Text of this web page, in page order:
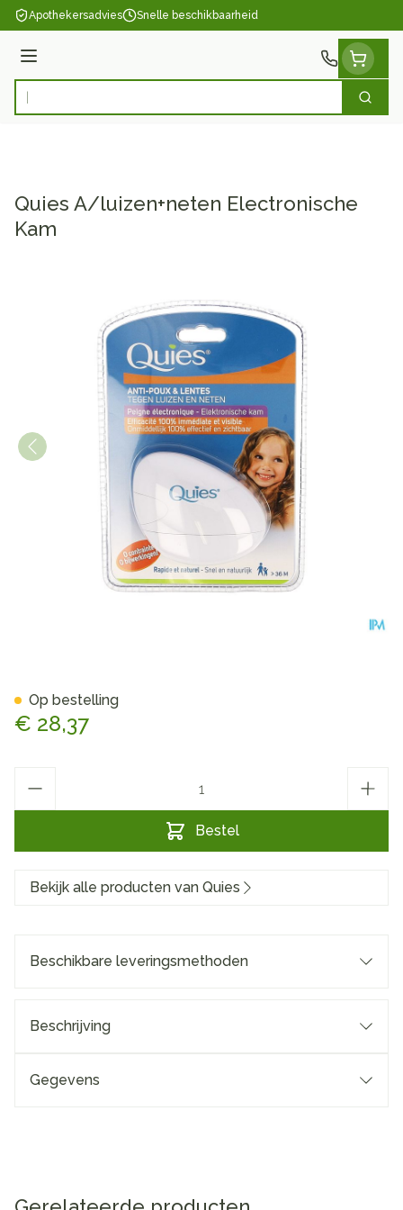
Ga naar de inhoud
Apothekersadvies Snelle beschikbaarheid
Menu
Product, merk, categorie... Zoek
Quies A/luizen+neten Electronische
Kam
€ 28,37
Bestel
Op bestelling
Bekijk alle producten van Quies
Beschikbare leveringsmethoden
Beschrijving
Gegevens